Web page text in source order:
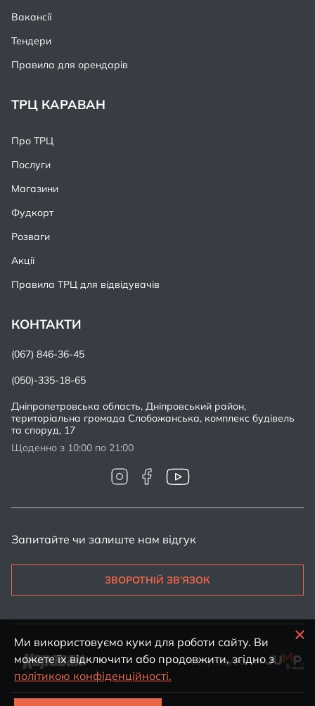
Запитайте чи залиште нам відгук
ЗВОРОТНІЙ ЗВ'ЯЗОК
Вакансії
Тендери
Правила для орендарів
ТРЦ КАРАВАН
Про ТРЦ
Послуги
Магазини
Фудкорт
Розваги
Акції
Правила ТРЦ для відвідувачів
КОНТАКТИ
(067) 846-36-45
(050)-335-18-65
Дніпропетровська область, Дніпровський район,
територіальна громада Слобожанська, комплекс будівель
та споруд, 17
Щоденно з 10:00 по 21:00
Обслуговування
Ми використовуємо куки для роботи сайту. Ви
можете їх відключити або продовжити, згідно з
політикою конфіденційності.